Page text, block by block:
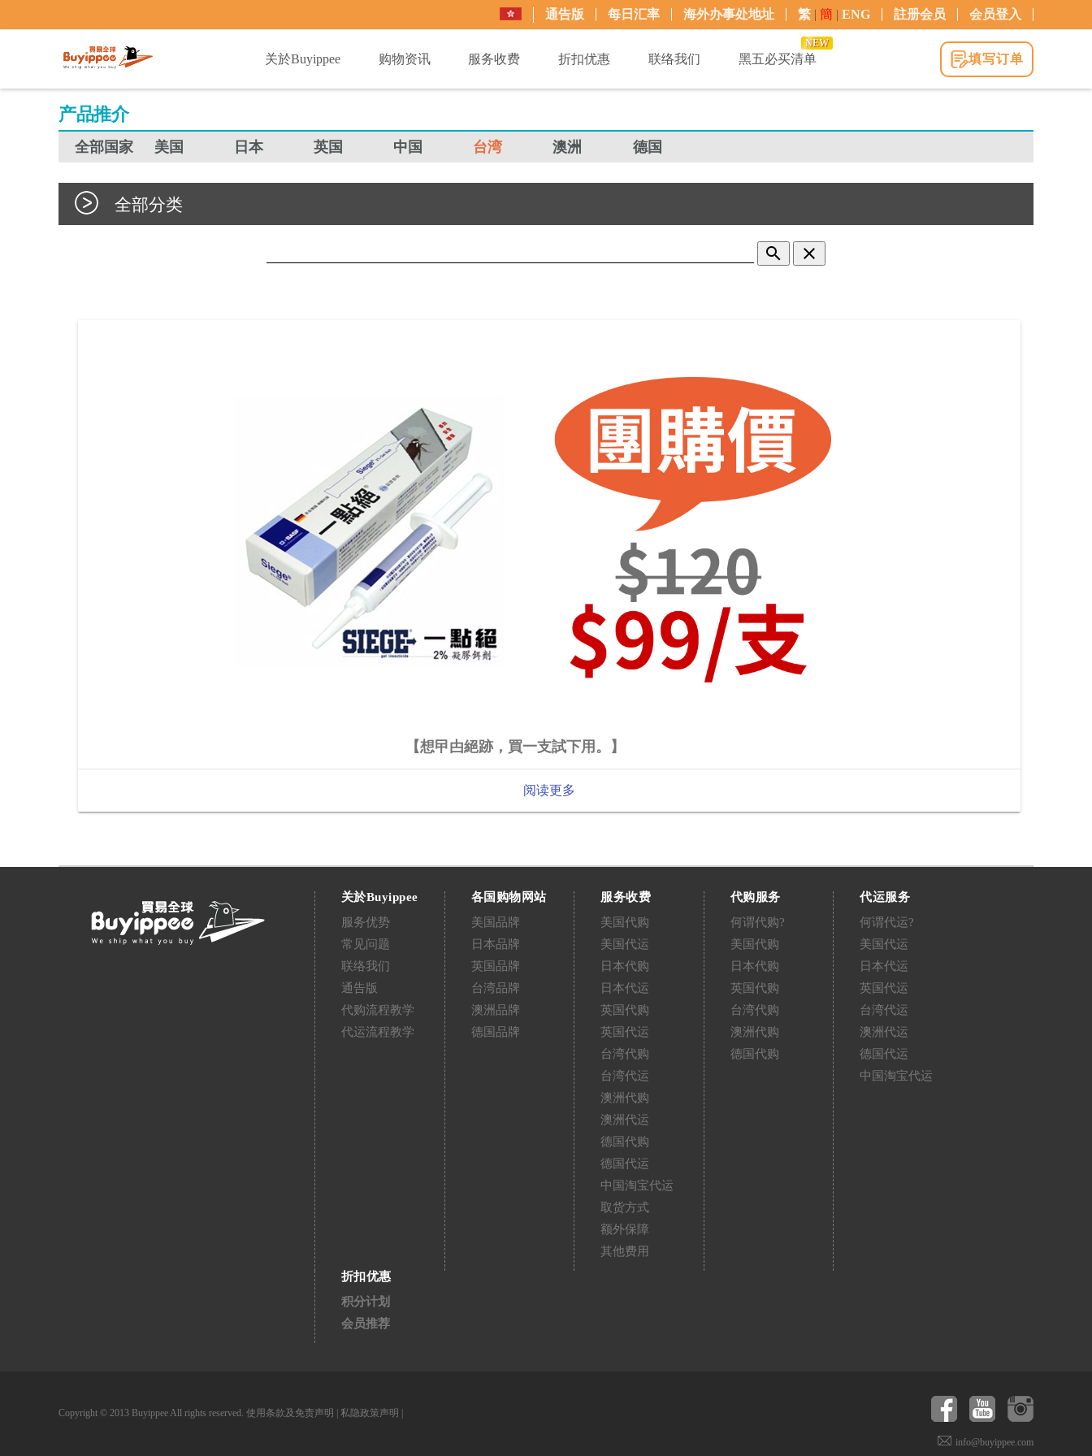
通告版 每日汇率 海外办事处地址 繁 | 簡 | ENG 註册会员 会员登入
关於Buyippee
购物资讯 服务收费 折扣优惠 联络我们 黑五必买清单
NEW
填写订单
产品推介
全部国家 美国 日本 英国 中国 台湾 澳洲 德国
全部分类
search clear
【想曱甴絕跡，買一支試下用。】
阅读更多
关於Buyippee
服务优势
常见问题
联络我们
通告版
代购流程教学
代运流程教学
各国购物网站
美国品牌
日本品牌
英国品牌
台湾品牌
澳洲品牌
德国品牌
服务收费
美国代购
美国代运
日本代购
日本代运
英国代购
英国代运
台湾代购
台湾代运
澳洲代购
澳洲代运
德国代购
德国代运
中国淘宝代运
取货方式
额外保障
其他费用
代购服务
何谓代购?
美国代购
日本代购
英国代购
台湾代购
澳洲代购
德国代购
代运服务
何谓代运?
美国代运
日本代运
英国代运
台湾代运
澳洲代运
德国代运
中国淘宝代运
折扣优惠
积分计划
会员推荐
Copyright © 2013 Buyippee All rights reserved. 使用条款及免责声明 私隐政策声明
info@buyippee.com